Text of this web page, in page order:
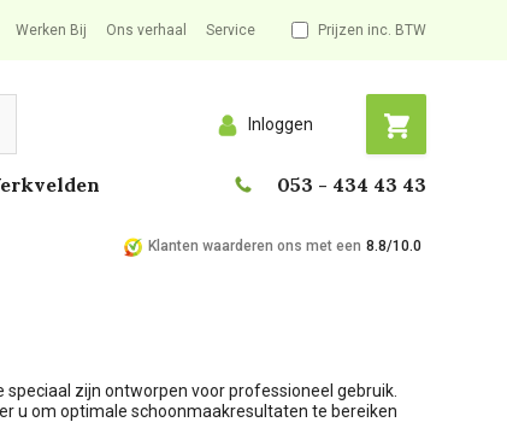
Werken Bij Ons verhaal Service Prijzen inc. BTW
Inloggen
053 - 434 43 43
Klanten waarderen ons met een 8.8/10.0
zijn ontworpen voor professioneel gebruik.
u om optimale schoonmaakresultaten te bereiken